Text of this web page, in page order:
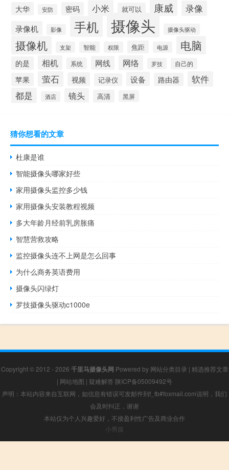
大华 安防 密码 小米 就可以 康威 录像
录像机 影像 手机 摄像头 摄像头驱动
摄像机 支架 智能 权限 焦距 电源 电脑
的是 相机 系统 网线 网络 罗技 自己的
苹果 萤石 视频 记录仪 设备 路由器
软件
都是
酒店 镜头 高清 黑屏
猜你想看的文章
杜康是谁
智能摄像头哪家好些
家用摄像头监控多少钱
家用摄像头安装教程视频
多大年龄月经前乳房胀痛
智慧营救攻略
监控摄像头连不上网是怎么回事
为什么商务英语费用
摄像头闪绿灯
罗技摄像头驱动c1000e
Copyright © 2012 - 2026 千里马摄像头网 Powered by 网站分类目录 | 精选推荐文章
| 网站地图 | 疑难解答 陕ICP备05009492号
声明：本站内容来自互联网，如信息有错误可发邮件到f_fb#foxmail.com说明，我们
会及时纠正，谢谢
本站仅为个人兴趣爱好，不接盈利性广告及商业合作
小男孩